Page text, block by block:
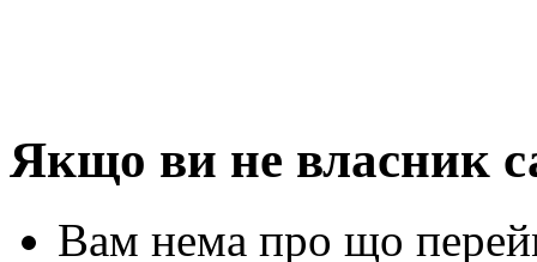
Якщо ви не власник
Вам нема про що